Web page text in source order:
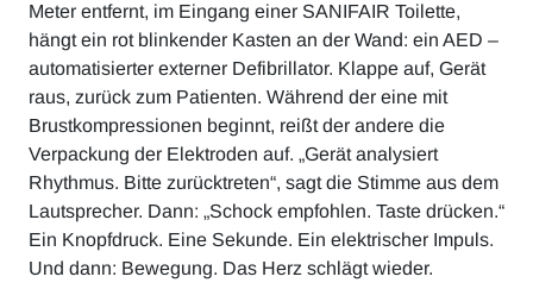
Meter entfernt, im Eingang einer SANIFAIR Toilette,
hängt ein rot blinkender Kasten an der Wand: ein AED –
automatisierter externer Defibrillator. Klappe auf, Gerät
raus, zurück zum Patienten. Während der eine mit
Brustkompressionen beginnt, reißt der andere die
Verpackung der Elektroden auf. „Gerät analysiert
Rhythmus. Bitte zurücktreten“, sagt die Stimme aus dem
Lautsprecher. Dann: „Schock empfohlen. Taste drücken.“
Ein Knopfdruck. Eine Sekunde. Ein elektrischer Impuls.
Und dann: Bewegung. Das Herz schlägt wieder.